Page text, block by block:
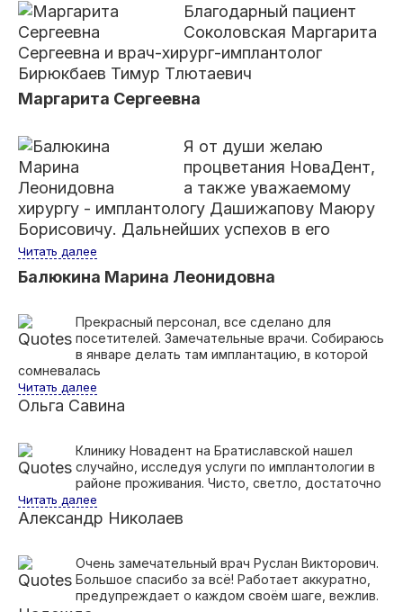
Благодарный пациент
Соколовская Маргарита
Сергеевна и врач-хирург-имплантолог
Бирюкбаев Тимур Тлютаевич
Маргарита Сергеевна
Я от души желаю
процветания НоваДент,
а также уважаемому
хирургу - имплантологу Дашижапову Маюру
Борисовичу. Дальнейших успехов в его
Читать далее
Балюкина Марина Леонидовна
Прекрасный персонал, все сделано для
посетителей. Замечательные врачи. Собираюсь
в январе делать там имплантацию, в которой
сомневалась
Читать далее
Ольга Савина
Клинику Новадент на Братиславской нашел
случайно, исследуя услуги по имплантологии в
районе проживания. Чисто, светло, достаточно
Читать далее
Александр Николаев
Очень замечательный врач Руслан Викторович.
Большое спасибо за всё! Работает аккуратно,
предупреждает о каждом своём шаге, вежлив.